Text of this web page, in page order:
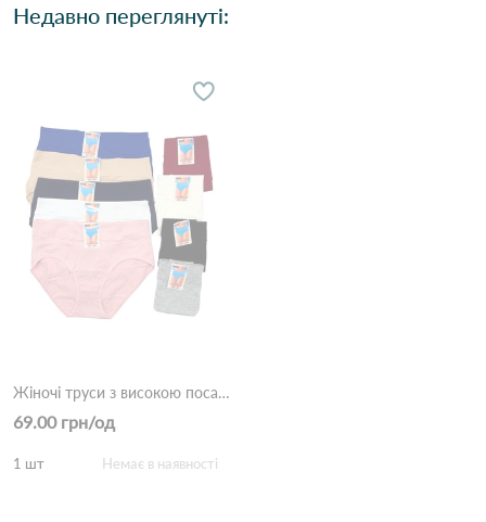
Недавно переглянуті:
Жіночі труси з високою посадкою з бавовни 2223 10б Різні кольори
69.00 грн/од
1 шт Немає в наявності